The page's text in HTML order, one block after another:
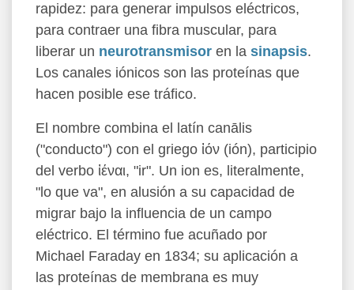
rapidez: para generar impulsos eléctricos,
para contraer una fibra muscular, para
liberar un neurotransmisor en la sinapsis.
Los canales iónicos son las proteínas que
hacen posible ese tráfico.
El nombre combina el latín canālis
("conducto") con el griego ἰόν (ión), participio
del verbo ἰέναι, "ir". Un ion es, literalmente,
"lo que va", en alusión a su capacidad de
migrar bajo la influencia de un campo
eléctrico. El término fue acuñado por
Michael Faraday en 1834; su aplicación a
las proteínas de membrana es muy